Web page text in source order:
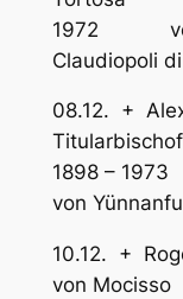
1972
Claudiopoli
08.12. +
1898 –
von Yünnanfu
10.12. +
von